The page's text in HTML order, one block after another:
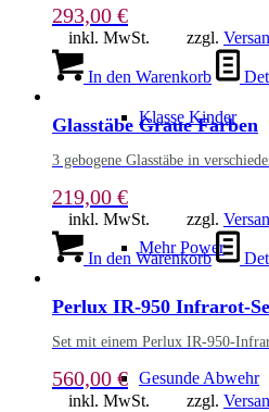
Klasse Kinder
Mehr Power
Gesunde Abwehr
293,00 €
inkl. MwSt. zzgl.
In den Warenkorb
Glasstäbe Graue Farben
3 gebogene Glasstäbe in
219,00 €
inkl. MwSt. zzgl.
In den Warenkorb
Perlux IR-950 Infrarot-
Set mit einem Perlux IR-950-
560,00 €
inkl. MwSt. zzgl.